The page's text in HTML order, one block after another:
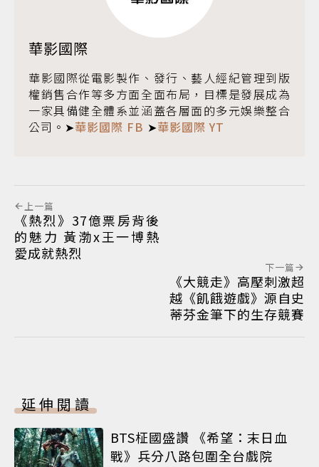
華影國際
華影國際從電影製作、發行、藝人經紀管理到版
權銷售合作等多方面全面布局，目標是發展成為
一家具備健全體系並涵蓋各層面的多元娛樂整合
公司。➤華影國際 FB ➤華影國際 YT
上一篇
《熱烈》37億票房背後
的魅力 黃渤x王一博熱
愛成就熱烈
下一篇
《大競走》高壓刺激超
越《飢餓遊戲》源自史
蒂芬金筆下的生存競賽
延伸閱讀
BTS柾國盛讚 《希望：末日血
戰》兵分八路包圍全台戲院